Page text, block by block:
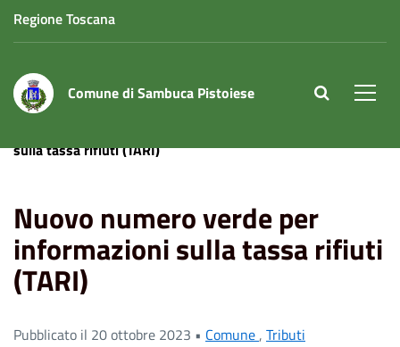
Regione Toscana
Comune di Sambuca Pistoiese site.searc
sulla tassa rifiuti (TARI)
Nuovo numero verde per
informazioni sulla tassa rifiuti
(TARI)
Pubblicato il 20 ottobre 2023 • Comune, Tributi